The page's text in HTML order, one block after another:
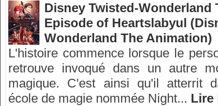
Disney Twisted-Wonderland
Episode of Heartslabyul
Wonderland The Animation)
L'histoire commence lorsque le
retrouve invoqué dans un autre
magique. C'est ainsi qu'il atterrit
école de magie nommée Night... Lire